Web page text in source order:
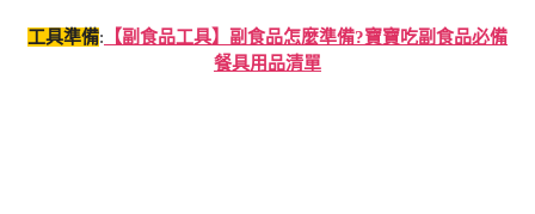
工具準備: 【副食品工具】副食品怎麼準備?寶寶吃副食品必備
餐具用品清單